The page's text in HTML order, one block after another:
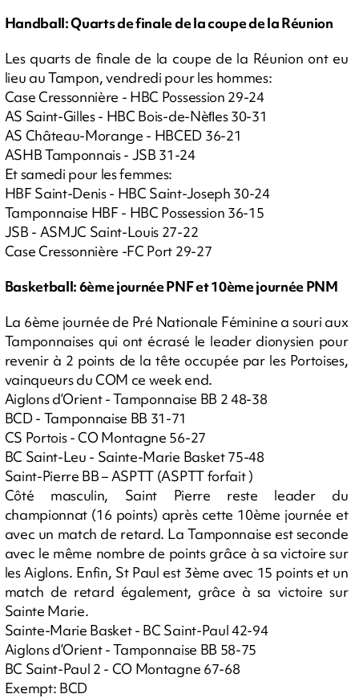
Handball: Quarts de finale de la coupe de la Réunion
Les quarts de finale de la coupe de la Réunion ont eu
lieu au Tampon, vendredi pour les hommes:
Case Cressonnière - HBC Possession 29-24
AS Saint-Gilles - HBC Bois-de-Nèﬂes 30-31
AS Château-Morange - HBCED 36-21
ASHB Tamponnais - JSB 31-24
Et samedi pour les femmes:
HBF Saint-Denis - HBC Saint-Joseph 30-24
Tamponnaise HBF - HBC Possession 36-15
JSB - ASMJC Saint-Louis 27-22
Case Cressonnière -FC Port 29-27
Basketball: 6ème journée PNF et 10ème journée PNM
La 6ème journée de Pré Nationale Féminine a souri aux
Tamponnaises qui ont écrasé le leader dionysien pour
revenir à 2 points de la tête occupée par les Portoises,
vainqueurs du COM ce week end.
Aiglons d’Orient - Tamponnaise BB 2 48-38
BCD - Tamponnaise BB 31-71
CS Portois - CO Montagne 56-27
BC Saint-Leu - Sainte-Marie Basket 75-48
Saint-Pierre BB – ASPTT (ASPTT forfait )
Côté masculin, Saint Pierre reste leader du
championnat (16 points) après cette 10ème journée et
avec un match de retard. La Tamponnaise est seconde
avec le même nombre de points grâce à sa victoire sur
les Aiglons. Enfin, St Paul est 3ème avec 15 points et un
match de retard également, grâce à sa victoire sur
Sainte Marie.
Sainte-Marie Basket - BC Saint-Paul 42-94
Aiglons d’Orient - Tamponnaise BB 58-75
BC Saint-Paul 2 - CO Montagne 67-68
Exempt: BCD